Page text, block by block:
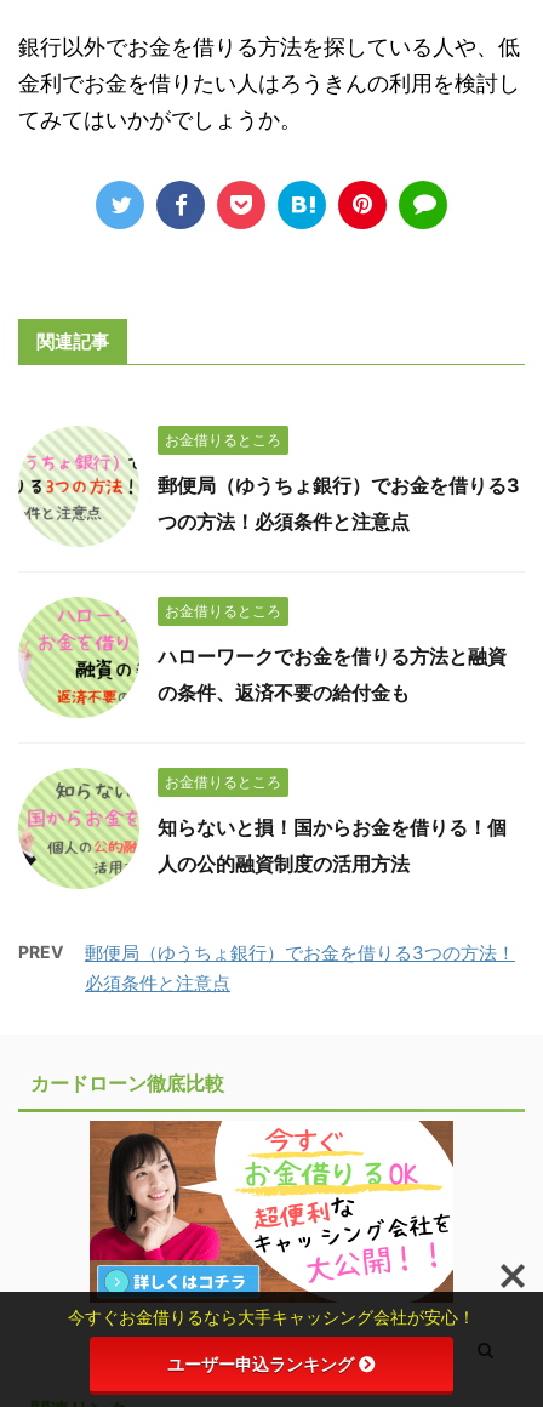
銀行以外でお金を借りる方法を探している人や、低
金利でお金を借りたい人はろうきんの利用を検討し
てみてはいかがでしょうか。
関連記事
お金借りるところ
郵便局（ゆうちょ銀行）でお金を借りる3
つの方法！必須条件と注意点
お金借りるところ
ハローワークでお金を借りる方法と融資
の条件、返済不要の給付金も
お金借りるところ
知らないと損！国からお金を借りる！個
人の公的融資制度の活用方法
PREV
郵便局（ゆうちょ銀行）でお金を借りる3つの方法！
必須条件と注意点
カードローン徹底比較
今すぐお金借りるなら大手キャッシング会社が安心！
ユーザー申込ランキング